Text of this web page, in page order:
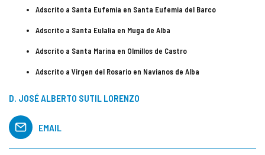
Adscrito a Santa Eufemia en Santa Eufemia del Barco
Adscrito a Santa Eulalia en Muga de Alba
Adscrito a Santa Marina en Olmillos de Castro
Adscrito a Virgen del Rosario en Navianos de Alba
D. JOSÉ ALBERTO SUTIL LORENZO
EMAIL